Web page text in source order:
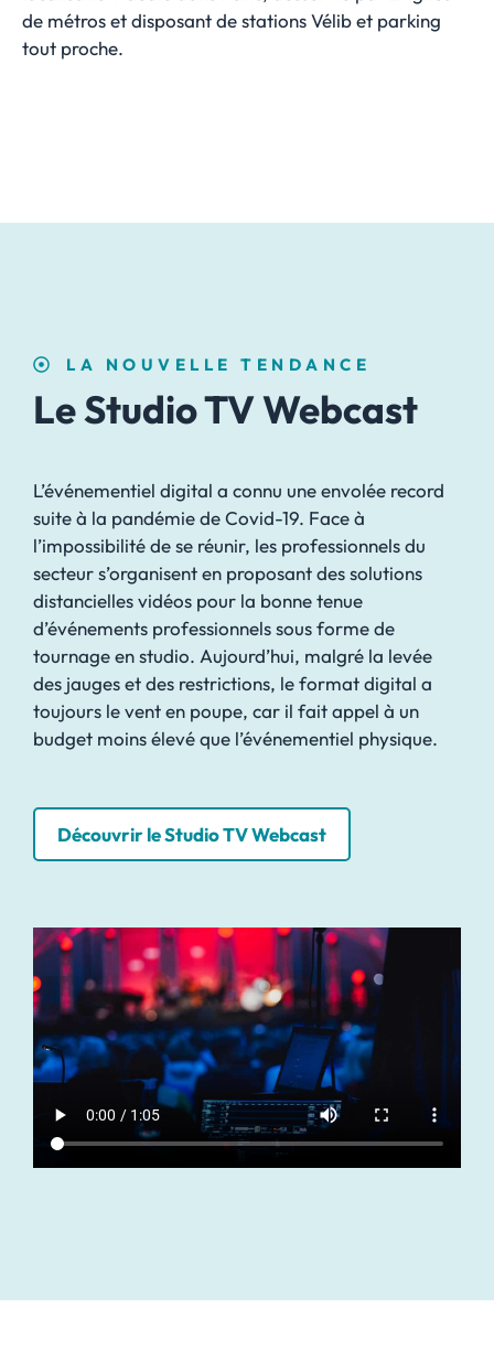
de métros et disposant de stations Vélib et parking
tout proche.
LA NOUVELLE TENDANCE
Le Studio TV Webcast
L’événementiel digital a connu une envolée record
suite à la pandémie de Covid-19. Face à
l’impossibilité de se réunir, les professionnels du
secteur s’organisent en proposant des solutions
distancielles vidéos pour la bonne tenue
d’événements professionnels sous forme de
tournage en studio. Aujourd’hui, malgré la levée
des jauges et des restrictions, le format digital a
toujours le vent en poupe, car il fait appel à un
budget moins élevé que l’événementiel physique.
Découvrir le Studio TV Webcast